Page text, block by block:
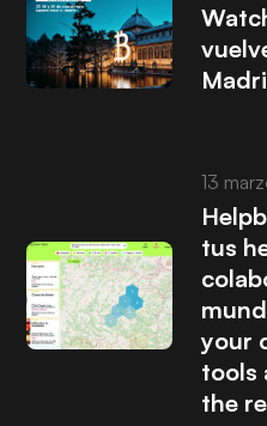
13
tus
your
tools
the